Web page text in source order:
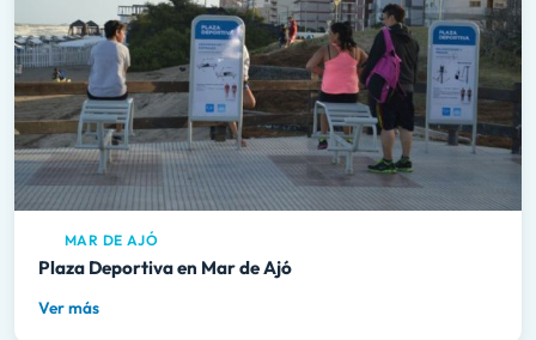
MAR DE AJÓ
Plaza Deportiva en Mar de Ajó
Ver más